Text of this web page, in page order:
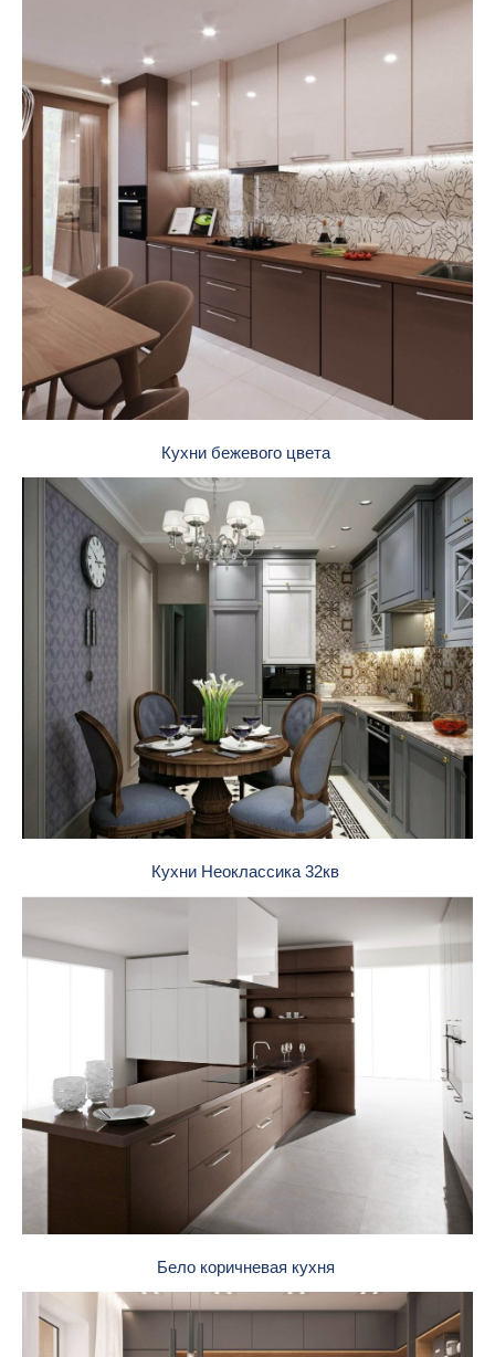
Кухни бежевого цвета
Кухни Неоклассика 32кв
Бело коричневая кухня